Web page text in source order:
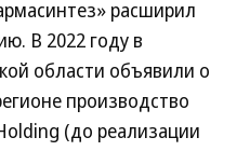
расширил
В 2022 году в
области объявили о
производство
(до реализации